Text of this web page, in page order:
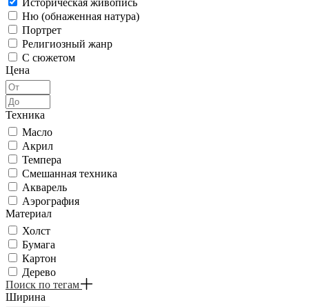
Ню (обнаженная натура)
Портрет
Религиозный жанр
С сюжетом
Цена
Техника
Масло
Акрил
Темпера
Смешанная техника
Акварель
Аэрография
Материал
Холст
Бумага
Картон
Дерево
Поиск по тегам
Ширина